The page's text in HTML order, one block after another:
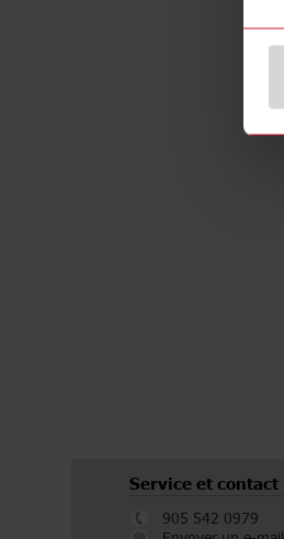
Service et contact
905 542 0979